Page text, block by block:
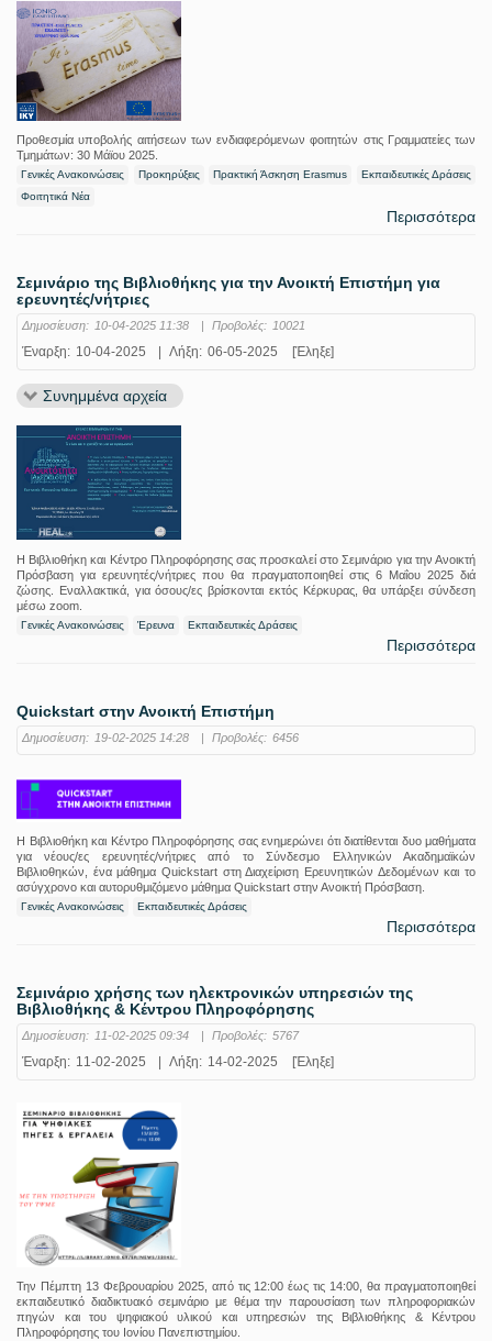
Προθεσμία υποβολής αιτήσεων των ενδιαφερόμενων φοιτητών στις Γραμματείες των
Τμημάτων: 30 Μάϊου 2025.
Γενικές Ανακοινώσεις Προκηρύξεις Πρακτική Άσκηση Erasmus
Εκπαιδευτικές Δράσεις
Φοιτητικά Νέα
Περισσότερα
Σεμινάριο της Βιβλιοθήκης για την Ανοικτή Επιστήμη για
ερευνητές/νήτριες
Δημοσίευση: 10-04-2025 11:38 | Προβολές: 10021
Έναρξη: 10-04-2025 | Λήξη: 06-05-2025 [Έληξε]
Συνημμένα αρχεία
Η Βιβλιοθήκη και Κέντρο Πληροφόρησης σας προσκαλεί στο Σεμινάριο για την Ανοικτή
Πρόσβαση για ερευνητές/νήτριες που θα πραγματοποιηθεί στις 6 Μαΐου 2025 διά
ζώσης. Εναλλακτικά, για όσους/ες βρίσκονται εκτός Κέρκυρας, θα υπάρξει σύνδεση
μέσω zoom.
Γενικές Ανακοινώσεις Έρευνα Εκπαιδευτικές Δράσεις
Περισσότερα
Quickstart στην Ανοικτή Επιστήμη
Δημοσίευση: 19-02-2025 14:28 | Προβολές: 6456
Η Βιβλιοθήκη και Κέντρο Πληροφόρησης σας ενημερώνει ότι διατίθενται δυο μαθήματα
για νέους/ες ερευνητές/νήτριες από το Σύνδεσμο Ελληνικών Ακαδημαϊκών
Βιβλιοθηκών, ένα μάθημα Quickstart στη Διαχείριση Ερευνητικών Δεδομένων και το
ασύγχρονο και αυτορυθμιζόμενο μάθημα Quickstart στην Ανοικτή Πρόσβαση.
Γενικές Ανακοινώσεις Εκπαιδευτικές Δράσεις
Περισσότερα
Σεμινάριο χρήσης των ηλεκτρονικών υπηρεσιών της
Βιβλιοθήκης & Κέντρου Πληροφόρησης
Δημοσίευση: 11-02-2025 09:34 Προβολές: 5767
Έναρξη: 11-02-2025 Λήξη: 14-02-2025 [Έληξε]
Την Πέμπτη 13 Φεβρουαρίου 2025, από τις 12:00 έως τις 14:00, θα πραγματοποιηθεί
εκπαιδευτικό διαδικτυακό σεμινάριο με θέμα την παρουσίαση των πληροφοριακών
πηγών και του ψηφιακού υλικού και υπηρεσιών της Βιβλιοθήκης & Κέντρου
Πληροφόρησης του Ιονίου Πανεπιστημίου.